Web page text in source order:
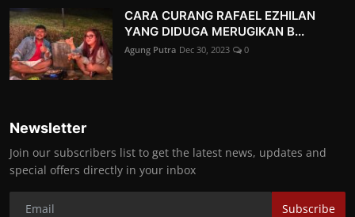
CARA CURANG RAFAEL EZHILAN
YANG DIDUGA MERUGIKAN B...
Agung Putra Dec 30, 2023 0
Newsletter
Join our subscribers list to get the latest news, updates and
special offers directly in your inbox
Subscribe